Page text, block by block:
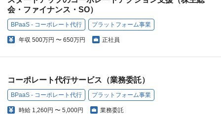
会・ファイナンス・SO）
BPaaS - コーポレート代行 プラットフォーム事業
年収 500万円 〜 650万円 正社員
コーポレート代行サービス（業務委託）
BPaaS - コーポレート代行 プラットフォーム事業
時給 1,260円 〜 5,000円 業務委託